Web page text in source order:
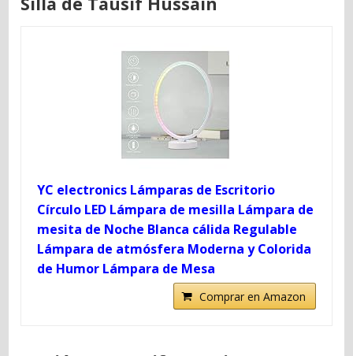
YC electronics Lámparas de Escritorio
Círculo LED Lámpara de mesilla Lámpara de
mesita de Noche Blanca cálida Regulable
Lámpara de atmósfera Moderna y Colorida
de Humor Lámpara de Mesa
Comprar en Amazon